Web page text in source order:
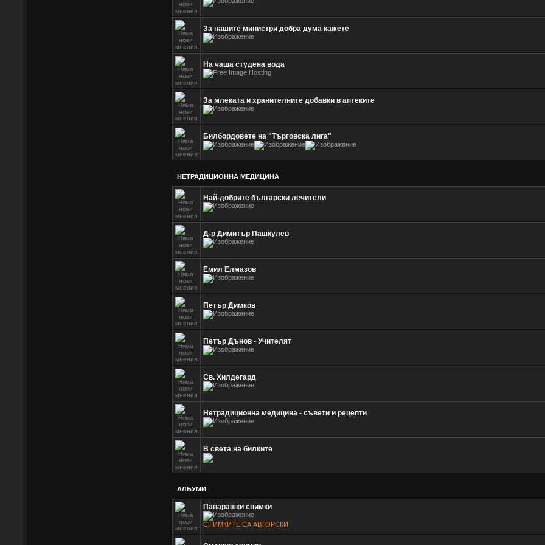
За нашите министри добра дума кажете
На чаша студена вода
За млеката и хранителните добавки в аптеките
Билбордовете на "Търговска лига"
НЕТРАДИЦИОННА МЕДИЦИНА
Най-добрите български лечители
Д-р Димитър Пашкулев
Емил Елмазов
Петър Димков
Петър Дънов - Учителят
Св. Хилдегард
Нетрадиционна медицина - съвети и рецепти
В света на билките
АЛБУМИ
Папарашки снимки
СНИМКИТЕ СА АВТОРСКИ